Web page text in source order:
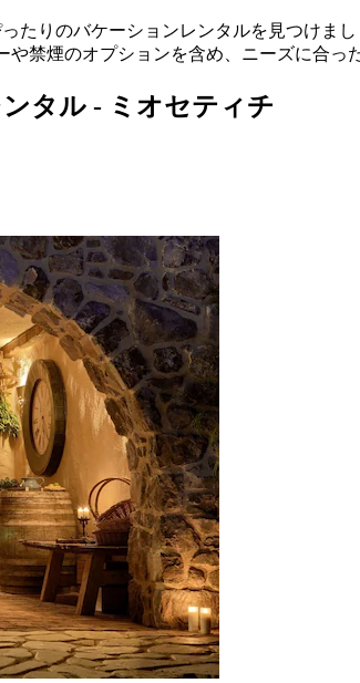
たりのバケーションレンタルを見つけま
禁煙のオプションを含め、ニーズに合っ
タル - ミオセティチ